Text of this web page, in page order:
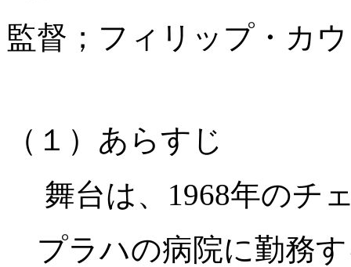
監督；フィリップ・カ
（１）あらすじ
舞台は、1968年のチ
プラハの病院に勤務